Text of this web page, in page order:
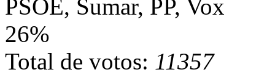
PSOE, Sumar, PP, Vox
26%
Total de votos: 11357